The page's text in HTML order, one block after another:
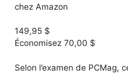
chez Amazon
149,95 $
Économisez 70,00 $
Selon l’examen de PCMag,